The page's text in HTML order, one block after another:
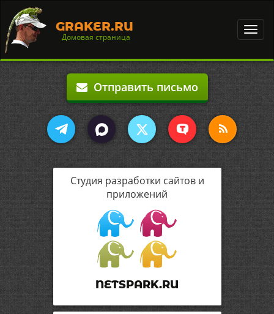
GRAKER.RU
Домовая страница
Отправить письмо
Студия разработки сайтов и
приложений
NETSPARK.RU